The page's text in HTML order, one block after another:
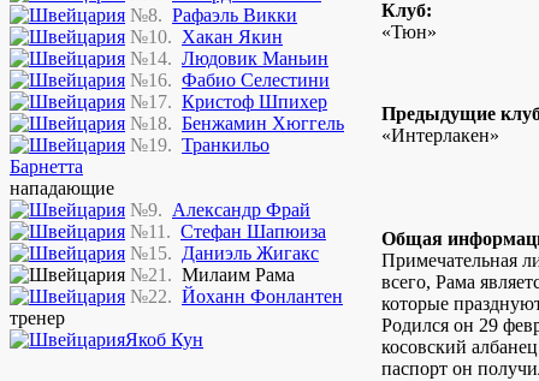
№8. Рафаэль Викки
№10. Хакан Якин
№14. Людовик Маньин
№16. Фабио Селестини
№17. Кристоф Шпихер
№18. Бенжамин Хюггель
№19. Транкильо
Барнетта
нападающие
№9. Александр Фрай
№11. Стефан Шапюиза
№15. Даниэль Жигакс
№21. Милаим Рама
№22. Йоханн Фонлантен
тренер
Якоб Кун
Клуб:
«Тюн»
Предыдущие
«Интерлакен»
Общая
Примечательная
всего, Рама
которые
Родился он 29
косовский
паспорт он